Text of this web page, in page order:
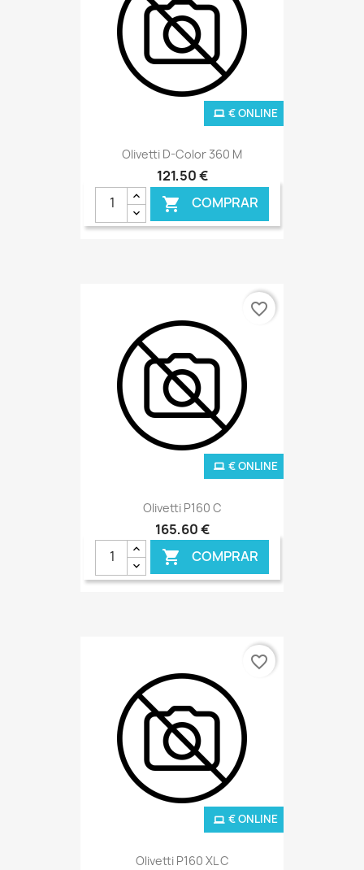
Olivetti D-Color 360 M
121,50 €
 COMPRAR
€ ONLINE
Olivetti P160 C
165,60 €
 COMPRAR
€ ONLINE
favorite_border
Olivetti P160 XL C
€ ONLINE
favorite_border